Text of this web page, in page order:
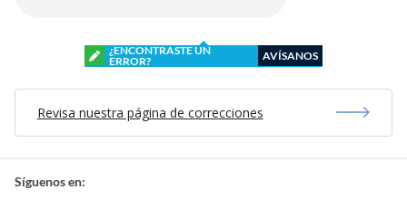
¿ENCONTRASTE UN
ERROR?
AVÍSANOS
Revisa nuestra página de correcciones
Síguenos en: